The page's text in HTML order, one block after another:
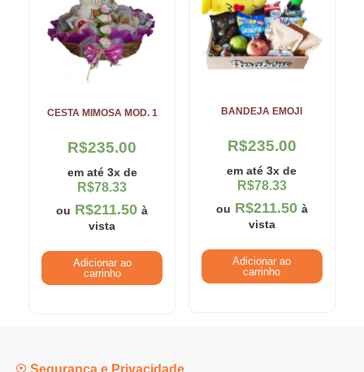
CESTA MIMOSA MOD. 1
R$235.00
em até 3x de
R$78.33
ou R$211.50 à
vista
Adicionar ao
carrinho
BANDEJA EMOJI
R$235.00
em até 3x de
R$78.33
ou R$211.50 à
vista
Adicionar ao
carrinho
Segurança e Privacidade